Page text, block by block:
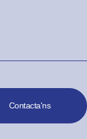
Contacta'ns